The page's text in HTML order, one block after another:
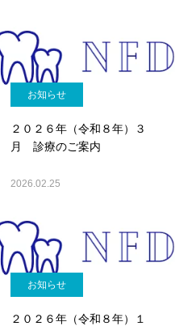
お知らせ
２０２６年（令和８年）３
月 診療のご案内
2026.02.25
お知らせ
２０２６年（令和８年）１